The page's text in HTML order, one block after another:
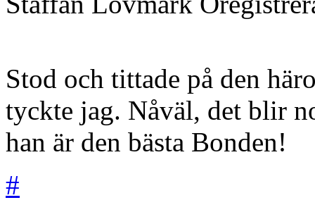
Stod och tittade på den
tyckte jag. Nåväl, det blir
han är den bästa Bonden!
#